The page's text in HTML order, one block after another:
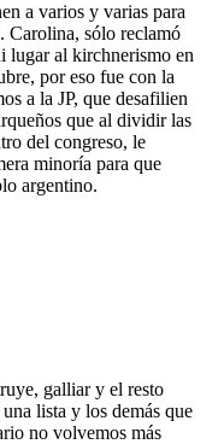
a varios y varias para
Carolina, sólo reclamó
lugar al kirchnerismo en
por eso fue con la
a la JP, que desafilien
que al dividir las
del congreso, le
minoría para que
argentino.
galliar y el resto
lista y los demás que
no volvemos más